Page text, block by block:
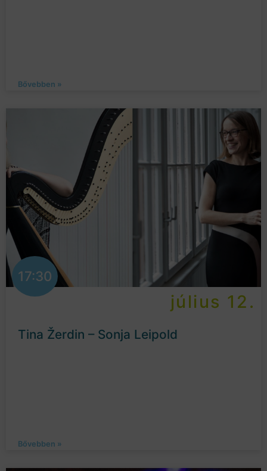
Bővebben »
17:30
július 12.
Tina Žerdin – Sonja Leipold
Bővebben »